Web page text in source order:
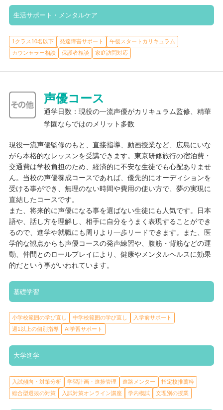
ができず手が止まっている生徒には職員から声をかける場合もあ
ります。職員は生徒が提出するレポートに沿って、どのあたりか
らわからなくなったのか判断し、生徒一人一人の理解状況に合わ
せてサポートします。個別対応が苦手な生徒もいるため、希望者
を募って友達と一緒に勉強できる機会も設け、職員とたくさんの
大学進学サポート
高校１年生から進路希望調査を実施し、進路の方向性が決まらな
い生徒には１年生のうちからオープンキャンパスに行くように勧
めます。早くから声をかける事で、生徒自身の行動も早くなり、
３年生の夏以降始まる本格的な入試にも対応できるようになりま
す。そもそも、どういう職業に就きたいのか、どういう勉強がし
たいのかわからない生徒もいます。１年生のうちから、ボランテ
ィア活動、アルバイトなど行動・体験することで進路決定に近づ
けるよう、声掛けサポートしています。その経験が、総合型選抜
入試での強みになるよう生徒一人一人の性格、興味等、会話の中
で意識できるようコミュニケーションを大事にしています。３年
生になってすぐ大学進学を希望する生徒には、総合型選抜入試、
実施しスケジュール計画がたてれるように促します。面接指導、
小論文添削、数学や物理など生徒の苦手とする分野も、希望する
生活サポート・メンタルケア
1クラス10名以下 発達障害サポート
午後スタートカリキュラム
カウンセラー相談
保護者相談 家庭訪問対応
声優コース
通学日数：現役の一流声優がカリキュラム監修、精華
学園ならではのメリット多数
現役一流声優監修のもと、直接指導、動画授業など、広島にいな
がら本格的なレッスンを受講できます。東京研修旅行の宿泊費・
交通費は学校負担のため、経済的に不安な生徒でも心配ありませ
ん。当校の声優養成コースであれば、優先的にオーディションを
受ける事ができ、無理のない時間や費用の使い方で、夢の実現に
直結したコースです。
また、将来的に声優になる事を選ばない生徒にも人気です。日本
語や、話し方を理解し、相手に自分をうまく表現することができ
るので、進学や就職にも周りより一歩リードできます。また、医
学的な観点からも声優コースの発声練習や、腹筋・背筋などの運
動、仲間とのロールプレイにより、健康やメンタルヘルスに効果
的だという事がいわれています。
基礎学習
小学校範囲の学び直し 中学校範囲の学び直し
入学前サポート
週1以上の個別指導
AI学習サポート
大学進学
入試傾向・対策分析 学習計画・進捗管理 進路メンター
指定校推薦枠
総合型選抜の対策
入試対策オンライン講座 学内模試 文理別の授業